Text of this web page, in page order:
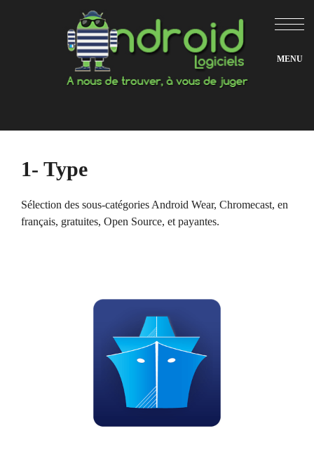
1- Type
Sélection des sous-catégories Android Wear, Chromecast, en
français, gratuites, Open Source, et payantes.